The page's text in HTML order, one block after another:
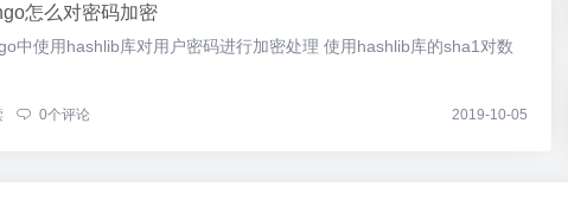
怎么对密码加密
中使用hashlib库对用户密码进行加密处理 使用hashlib库的sha1对数
0个评论 2019-10-05